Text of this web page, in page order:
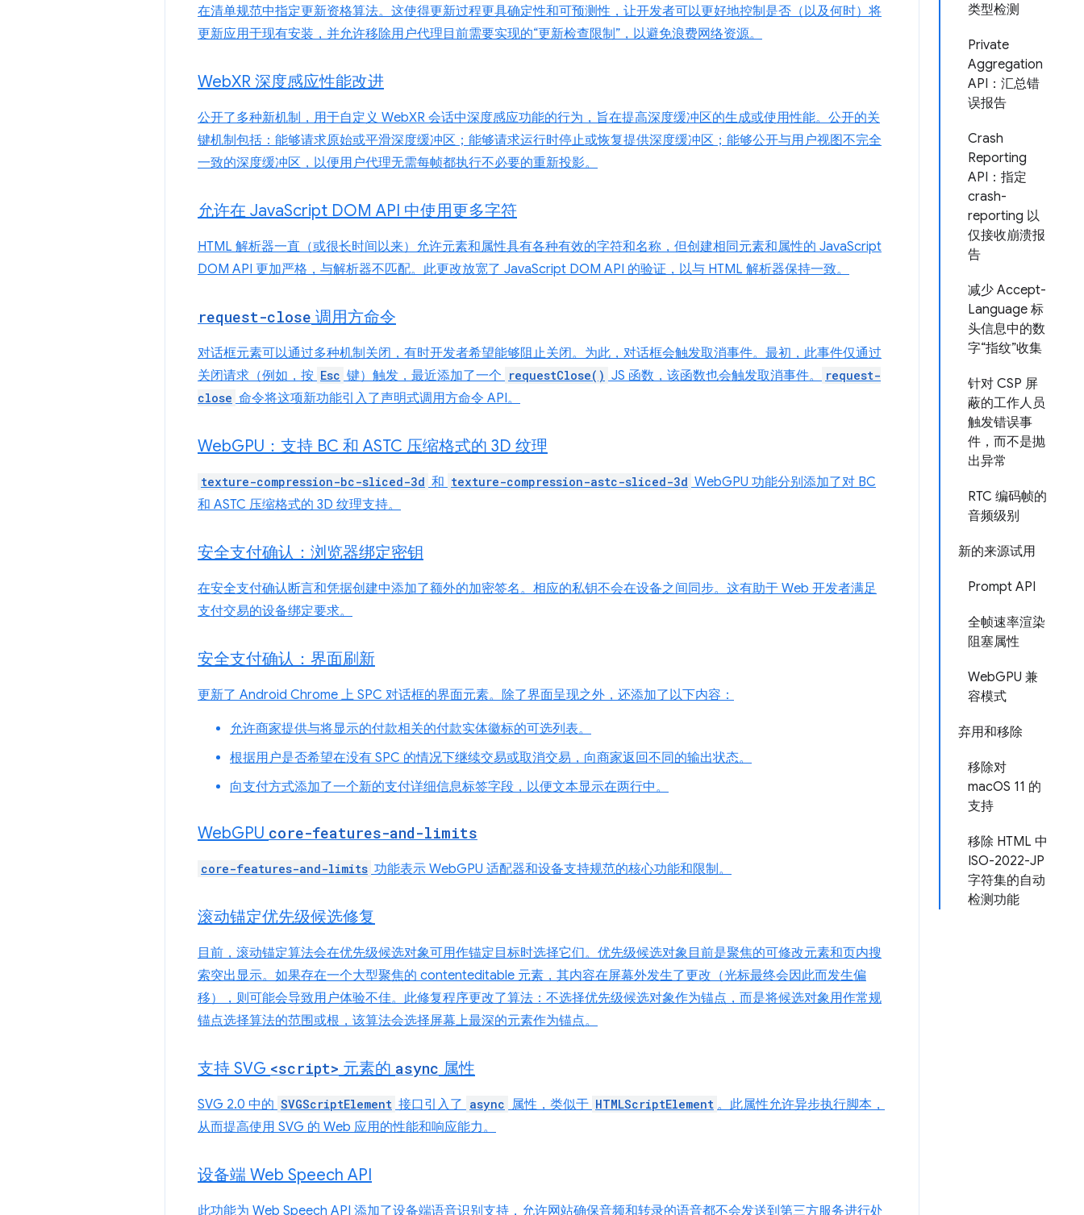
类型检测
Private
Aggregation
API：汇总错
误报告
Crash
Reporting
API：指定
crash-
reporting 以
仅接收崩溃报
告
减少 Accept-
Language 标
头信息中的数
字“指纹”收集
针对 CSP 屏
蔽的工作人员
触发错误事
件，而不是抛
出异常
RTC 编码帧的
音频级别
新的来源试用
Prompt API
全帧速率渲染
阻塞属性
WebGPU 兼
容模式
弃用和移除
移除对
macOS 11 的
支持
移除 HTML 中
ISO-2022-JP
字符集的自动
检测功能
在清单规范中指定更新资格算法。这使得更新过程更具确定性和可预测性，让开发者可以更好地控制是否（以及何时）将
更新应用于现有安装，并允许移除用户代理目前需要实现的“更新检查限制”，以避免浪费网络资源。
WebXR 深度感应性能改进
公开了多种新机制，用于自定义 WebXR 会话中深度感应功能的行为，旨在提高深度缓冲区的生成或使用性能。公开的关
键机制包括：能够请求原始或平滑深度缓冲区；能够请求运行时停止或恢复提供深度缓冲区；能够公开与用户视图不完全
一致的深度缓冲区，以便用户代理无需每帧都执行不必要的重新投影。
允许在 JavaScript DOM API 中使用更多字符
HTML 解析器一直（或很长时间以来）允许元素和属性具有各种有效的字符和名称，但创建相同元素和属性的 JavaScript
DOM API 更加严格，与解析器不匹配。此更改放宽了 JavaScript DOM API 的验证，以与 HTML 解析器保持一致。
request-close 调用方命令
对话框元素可以通过多种机制关闭，有时开发者希望能够阻止关闭。为此，对话框会触发取消事件。最初，此事件仅通过
关闭请求（例如，按 Esc 键）触发，最近添加了一个 requestClose() JS 函数，该函数也会触发取消事件。
request-
close 命令将这项新功能引入了声明式调用方命令 API。
WebGPU：支持 BC 和 ASTC 压缩格式的 3D 纹理
texture-compression-bc-sliced-3d 和 texture-compression-astc-sliced-3d WebGPU 功能分别添加了对 BC
和 ASTC 压缩格式的 3D 纹理支持。
安全支付确认：浏览器绑定密钥
在安全支付确认断言和凭据创建中添加了额外的加密签名。相应的私钥不会在设备之间同步。这有助于 Web 开发者满足
支付交易的设备绑定要求。
安全支付确认：界面刷新
更新了 Android Chrome 上 SPC 对话框的界面元素。除了界面呈现之外，还添加了以下内容：
允许商家提供与将显示的付款相关的付款实体徽标的可选列表。
根据用户是否希望在没有 SPC 的情况下继续交易或取消交易，向商家返回不同的输出状态。
向支付方式添加了一个新的支付详细信息标签字段，以便文本显示在两行中。
WebGPU core-features-and-limits
core-features-and-limits 功能表示 WebGPU 适配器和设备支持规范的核心功能和限制。
滚动锚定优先级候选修复
目前，滚动锚定算法会在优先级候选对象可用作锚定目标时选择它们。优先级候选对象目前是聚焦的可修改元素和页内搜
索突出显示。如果存在一个大型聚焦的 contenteditable 元素，其内容在屏幕外发生了更改（光标最终会因此而发生偏
移），则可能会导致用户体验不佳。此修复程序更改了算法：不选择优先级候选对象作为锚点，而是将候选对象用作常规
锚点选择算法的范围或根，该算法会选择屏幕上最深的元素作为锚点。
支持 SVG <script> 元素的 async 属性
SVG 2.0 中的 SVGScriptElement 接口引入了 async 属性，类似于 HTMLScriptElement 。此属性允许异步执行脚本，
从而提高使用 SVG 的 Web 应用的性能和响应能力。
设备端 Web Speech API
此功能为 Web Speech API 添加了设备端语音识别支持，允许网站确保音频和转录的语音都不会发送到第三方服务进行处